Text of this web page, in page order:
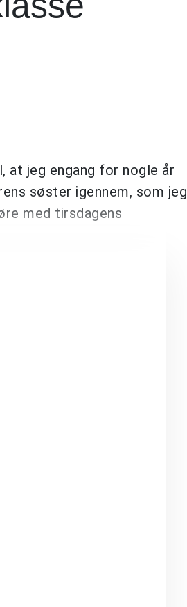
jeg engang for nogle år
søster igennem, som jeg
med tirsdagens